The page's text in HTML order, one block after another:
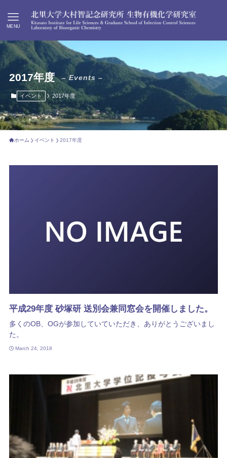
MENU
2017年度 – Events –
イベント 2017年度
ホーム イベント 2017年度
平成29年度 砂塚研 送別会兼同窓会を開催しました。
多くのOB、OGが参加していていただき、ありがとうございまし
た。
March 24, 2018